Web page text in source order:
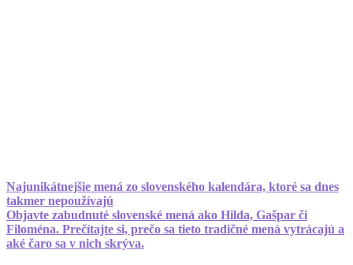
Najunikátnejšie mená zo slovenského kalendára, ktoré sa dnes
takmer nepoužívajú
Objavte zabudnuté slovenské mená ako Hilda, Gašpar či
Filoména. Prečítajte si, prečo sa tieto tradičné mená vytrácajú a
aké čaro sa v nich skrýva.